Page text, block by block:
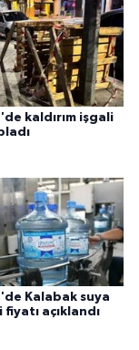
kaldırım işgali
Kalabak suya
fiyatı açıklandı